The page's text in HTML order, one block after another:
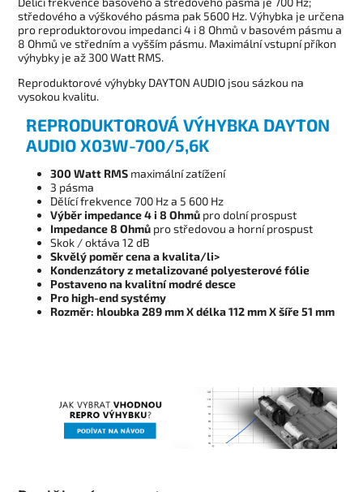
středového a výškového pásma pak 5600 Hz. Výhybka je určena
pro reproduktorovou impedanci 4 i 8 Ohmů v basovém pásmu a
8 Ohmů ve středním a vyšším pásmu. Maximální vstupní příkon
výhybky je až 300 Watt RMS.
Reproduktorové výhybky DAYTON AUDIO jsou sázkou na
vysokou kvalitu.
REPRODUKTOROVÁ VÝHYBKA DAYTON
AUDIO X03W-700/5,6K
300 Watt RMS maximální zatížení
3 pásma
Dělící frekvence 700 Hz a 5 600 Hz
Výběr impedance 4 i 8 Ohmů pro dolní prospust
Impedance 8 Ohmů pro středovou a horní prospust
Skok / oktáva 12 dB
Skvělý poměr cena a kvalita/li>
Kondenzátory z metalizované polyesterové fólie
Postaveno na kvalitní modré desce
Pro high-end systémy
Rozměr: hloubka 289 mm X délka 112 mm X šíře 51 mm